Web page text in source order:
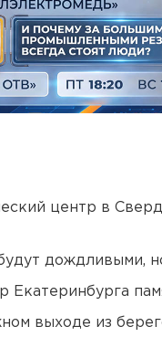
центр в
дождливыми,
Екатеринбурга
выходе из